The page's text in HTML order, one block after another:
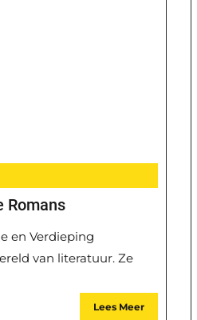
Romans
en Verdieping
van literatuur. Ze
Lees Meer